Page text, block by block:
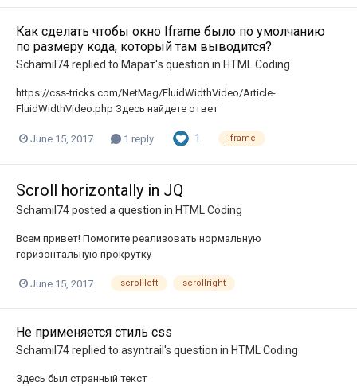
Как сделать чтобы окно Iframe было по умолчанию
по размеру кода, который там выводится?
Schamil74replied to Марат's question in HTML Coding
https://css-tricks.com/NetMag/FluidWidthVideo/Article-
FluidWidthVideo.php Здесь найдете ответ
June 15, 2017 1 reply 1 iframe
Scroll horizontally in JQ
Schamil74posted a question in HTML Coding
Всем привет! Помогите реализовать нормальную
горизонтальную прокрутку
June 15, 2017 scrollleft scrollright
Не применяется стиль css
Schamil74replied to asyntrail 's question in HTML Coding
Здесь был странный текст